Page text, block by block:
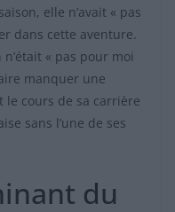
elle n’avait « pas
dans cette aventure.
« pas pour moi
manquer une
cours de sa carrière
sans l’une de ses
du